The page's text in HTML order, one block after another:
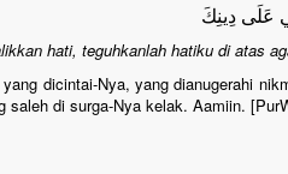
عَلَى دِينِكَ
hati, teguhkanlah hatiku di atas
dicintai-Nya, yang dianugerahi
saleh di surga-Nya kelak. Aamiin.